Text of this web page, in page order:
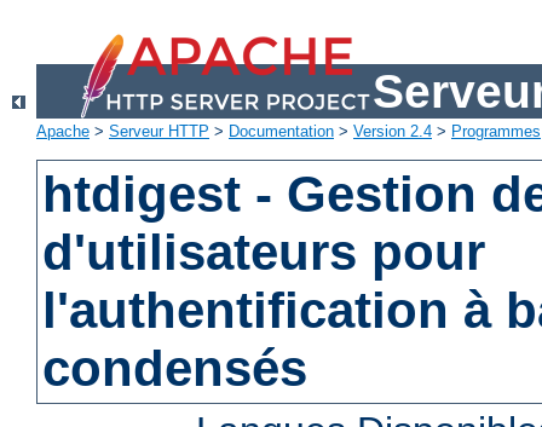
Apache > Serveur HTTP > Documentation > Version 2.4 > Programmes
htdigest - Gestion
d'utilisateurs pour
l'authentification à
condensés